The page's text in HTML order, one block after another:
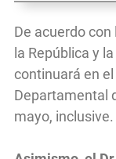
De acuerdo
la República y
continuará en
Departamental
mayo, inclusive.